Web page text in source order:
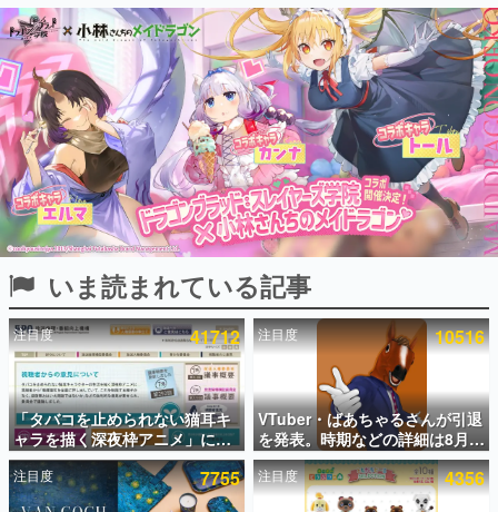
ピックアップ
電ファミのいま読まれている記事ランキング
アプリセール情報
インタビュー
連載・特集一覧
殿堂入り記事
SNS拡散数が数千以上！ ページビュー数万以上！ などな
ど。多くの人々に読まれた、電ファミ渾身の“殿堂入り”記
事をまとめました。
ゲームの企画書
名作ゲームクリエイターの方々に製作時のエピソードをお
聞きし、ヒットする企画（ゲーム）とは何か？を探ってい
きます。
赫本
この物語を解いてはいけない。『赫本』は、〈試験問題〉
の形をした短編ホラー小説集です。
いま読まれている記事
注目度 41712
「タバコを止められない猫耳キ
ャラを描く深夜枠アニメ」に視
聴者の一部から批判意見。違法
薬物の使用と思しき描写も含め
て、BPOが議論を交わす
注目度 10516
VTuber・ばあちゃるさんが引退
を発表。時期などの詳細は8月9
日15時からの配信で説明
注目度 7755 注目度 4356